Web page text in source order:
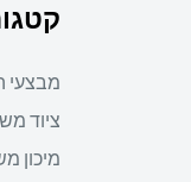
מבצעי
ציוד
מיכון